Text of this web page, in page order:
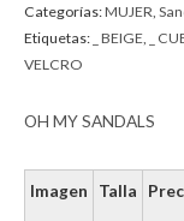
Categorías:MUJER
Etiquetas: _ BEIGE _
VELCRO
OH MY SANDALS
Imagen Talla